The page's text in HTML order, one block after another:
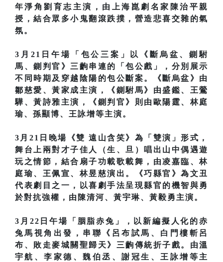
年淨角劉育志主演，由上海崑劇名家陳治平親
授，結合眾多小鬼翻滾跌撲，營造悲喜交雜的氣
氛。
3月21日午場「包公三案」以《斷烏盆、鍘駙
馬、鍘判官》三齣串連的「包公戲」，分別展示
不同時期及穿越陰陽的包公斷案。《斷烏盆》由
鄒慈愛、黃家成主演，《鍘駙馬》由盛鑑、王鶯
驊、黃詩雅主演，《鍘判官》則由歐陽霆、林庭
瑜、孫顯博、王詠增等主演。
3月21日晚場《雙 遠山含笑》為「雙演」形式，
舞台上兩對才子佳人（生、旦）唱出山中偶遇遊
玩之情節，結合扇子功載歌載舞，由凌嘉臨、林
庭瑜、王佩宣、林昱慈演出。《巧縣官》為文丑
代表劇目之一，以喜劇手法呈現縣官的機智與勇
於對抗強權，由陳清河、黃宇琳、黃毅勇主演。
3月22日午場「胭脂赤兔」，以新編擬人化的赤
兔馬視角出發，串聯《呂布試馬、白門樓斬呂
布、敗走麥城關聖歸天》三齣傳統折子戲。由溫
宇航、李家德、魏伯丞、謝冠生、王詠增等主